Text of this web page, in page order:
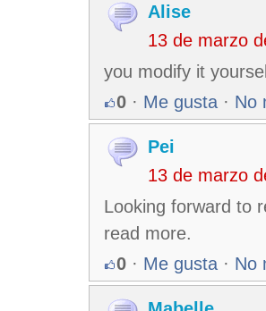
Alise
13 de marzo
you modify it
0 · Me gusta · No
Pei
13 de marzo
Looking forward to
read more.
0 · Me gusta · No